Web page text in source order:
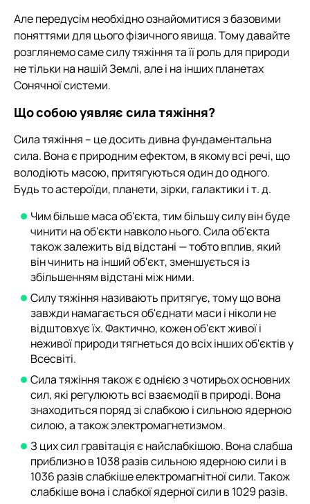
Але передусім необхідно ознайомитися з базовими
поняттями для цього фізичного явища. Тому давайте
розглянемо саме силу тяжіння та її роль для природи
не тільки на нашій Землі, але і на інших планетах
Сонячної системи.
Що собою уявляє сила тяжіння?
Сила тяжіння – це досить дивна фундаментальна
сила. Вона є природним ефектом, в якому всі речі, що
володіють масою, притягуються один до одного.
Будь то астероїди, планети, зірки, галактики і т. д.
Чим більше маса об'єкта, тим більшу силу він буде
чинити на об'єкти навколо нього. Сила об'єкта
також залежить від відстані — тобто вплив, який
він чинить на інший об'єкт, зменшується із
збільшенням відстані між ними.
Силу тяжіння називають притягує, тому що вона
завжди намагається об'єднати маси і ніколи не
відштовхує їх. Фактично, кожен об'єкт живої і
неживої природи тягнеться до всіх інших об'єктів у
Всесвіті.
Сила тяжіння також є однією з чотирьох основних
сил, які регулюють всі взаємодії в природі. Вона
знаходиться поряд зі слабкою і сильною ядерною
силою, а також электромагнетизмом.
З цих сил гравітація є найслабкішою. Вона слабша
приблизно в 1038 разів сильною ядерною сили і в
1036 разів слабкіше електромагнітної сили. Також
слабкіше вона і слабкої ядерної сили в 1029 разів.